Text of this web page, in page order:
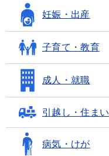
妊娠・出産
子育て・教育
成人・就職
引越し・住まい
病気・けが